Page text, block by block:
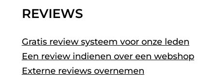
REVIEWS
Gratis review systeem voor onze leden
Een review indienen over een webshop
Externe reviews overnemen